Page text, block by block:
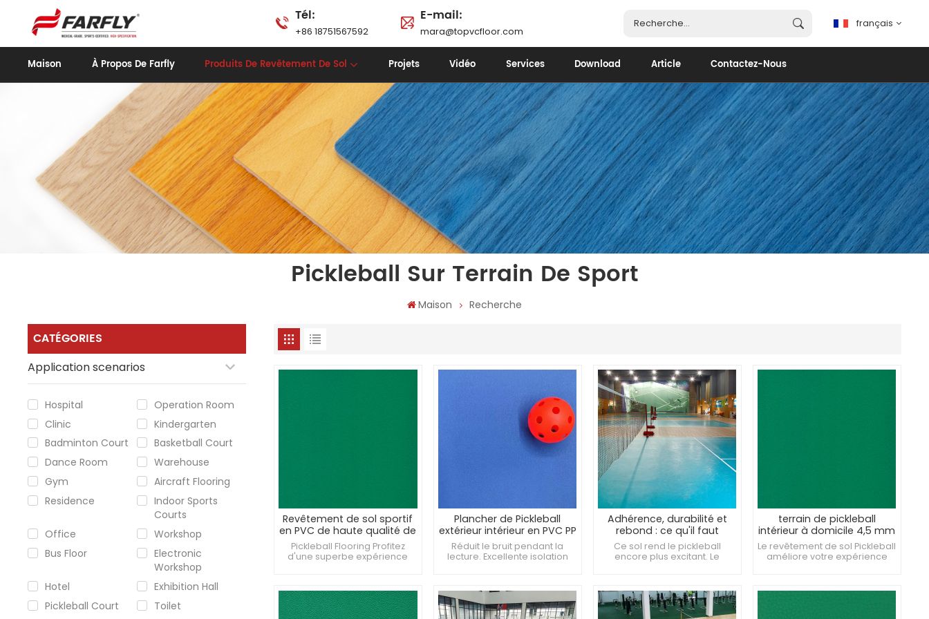
Tél:
+86 18751567592
E-mail:
mara@topvcfloor.com
français
français
English
español
português
العربية
Maison À Propos De Farfly Produits De Revêtement De Sol Projets Vidéo Services Download Article Contactez-Nous
Pickleball Sur Terrain De Sport
Maison Recherche
CATÉGORIES
Application scenarios
Hospital
Operation Room
Clinic
Kindergarten
Badminton Court
Basketball Court
Dance Room
Warehouse
Gym
Aircraft Flooring
Residence
Indoor Sports
Courts
Office
Workshop
Bus Floor
Electronic
Workshop
Hotel
Exhibition Hall
Pickleball Court
Toilet
Revêtement de sol sportif
en PVC de haute qualité de
4,5 mm Revêtement de sol
pour terrain de Pickleball
Pickleball Flooring Profitez
d'une superbe expérience
commence par le revêtement
de sol que vous choisissez.
Plancher de Pickleball
extérieur intérieur en PVC PP
Réduit le bruit pendant la
lecture. Excellente isolation
Adhérence, durabilité et
rebond : ce qu'il faut
rechercher dans les
revêtements de sol des
terrains de pickleball
Ce sol rend le pickleball
encore plus excitant. Le
sol en plastique de haute
qualité pour protéger vos
terrain de pickleball
intérieur à domicile 4,5 mm
créant un terrain de jeu
professionnel
Le revêtement de sol Pickleball
améliore votre expérience